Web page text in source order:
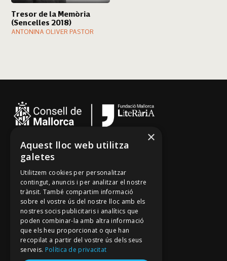
Tresor de la Memòria
(Sencelles 2018)
ANTONINA OLIVER PASTOR
Cançoner
Tradicionari
Arxiu Oral
Contacte
Segueix-nos
Mallorca Oral, un projecte de
×
Aquest lloc web utilitza
galetes
Utilitzem cookies per personalitzar
contingut, anuncis i per analitzar el nostre
trànsit. També compartim informació
sobre el vostre ús del nostre lloc amb els
nostres socis publicitaris i analítics que
poden combinar-la amb altra informació
que els heu proporcionat o que han
recopilat a partir del vostre ús dels seus
serveis. Política de privacitat